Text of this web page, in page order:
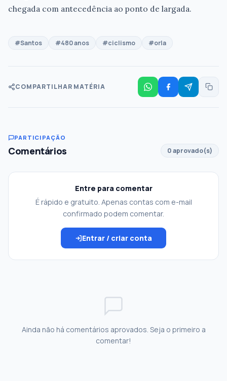
chegada com antecedência ao ponto de largada.
#Santos #480 anos #ciclismo #orla
COMPARTILHAR MATÉRIA
PARTICIPAÇÃO
Comentários 0 aprovado(s)
Entre para comentar
É rápido e gratuito. Apenas contas com e-mail
confirmado podem comentar.
Entrar / criar conta
Ainda não há comentários aprovados. Seja o primeiro a
comentar!